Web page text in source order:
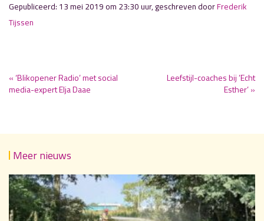
Gepubliceerd: 13 mei 2019 om 23:30 uur, geschreven doorFrederik
Tijssen
« ‘Blikopener Radio’ met social
media-expert Elja Daae
Leefstijl-coaches bij ’Echt
Esther’ »
Meer nieuws